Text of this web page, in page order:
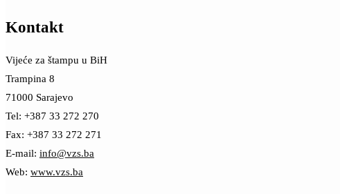
Kontakt
Vijeće za štampu u BiH
Trampina 8
71000 Sarajevo
Tel: +387 33 272 270
Fax: +387 33 272 271
E-mail: info@vzs.ba
Web: www.vzs.ba